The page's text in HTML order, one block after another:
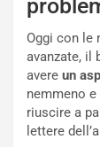
Oggi con le
avanzate, il
avere un
nemmeno
riuscire a
lettere